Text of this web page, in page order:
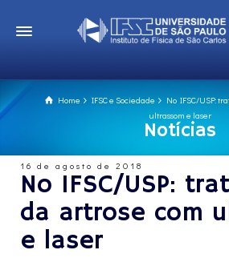
Home IFSC e Sociedade
No IFSC/USP:
ultrassom e laser
Notícias
16 de agosto de 2018
No IFSC/USP:
da artrose com
e laser